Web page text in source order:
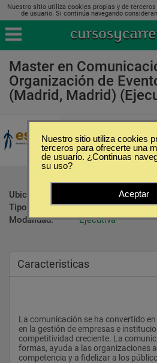
Nuestro sitio utiliza cookies propias y de
de usuario. Si continúa navegando
Master en
Organización de
(Madrid, Madrid)
Escuela
Tecnologias
Ubicación:
Madrid - Madrid
Tipo:
Maestrías
Modalidad:
Ejecutiva
Caracteristicas
La comunicación se ha convertido
en la gestión de empresas e
competitividad creciente. La
formas, ayuda a las organizaciones
competencia y a fidelizar a los
Nuestro sitio utiliza cookies
terceros para ofrecerte una
de usuario. ¿Continuas
su uso?
Aceptar